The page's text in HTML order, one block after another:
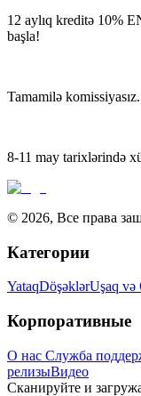
12 aylıq kreditə 10%
başla!
Tamamilə komissiyasız.
8-11 may tarixlərində
© 2026, Все права
Категории
YataqDöşəklərUşaq və
Корпоративные
О нас Служба
релизыВидео
Сканируйте и